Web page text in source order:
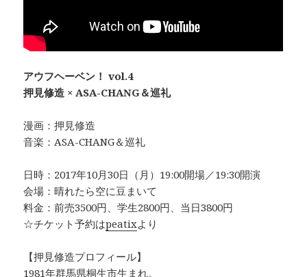
アウフヘーベン！ vol.4
押見修造 × ASA-CHANG＆巡礼
漫画：押見修造
音楽：ASA-CHANG＆巡礼
日時：2017年10月30日（月）19:00開場／19:30開演
会場：晴れたら空に豆まいて
料金：前売3500円、学生2800円、当日3800円
☆チケット予約はpeatixより
【押見修造プロフィール】
1981年群馬県桐生市生まれ。